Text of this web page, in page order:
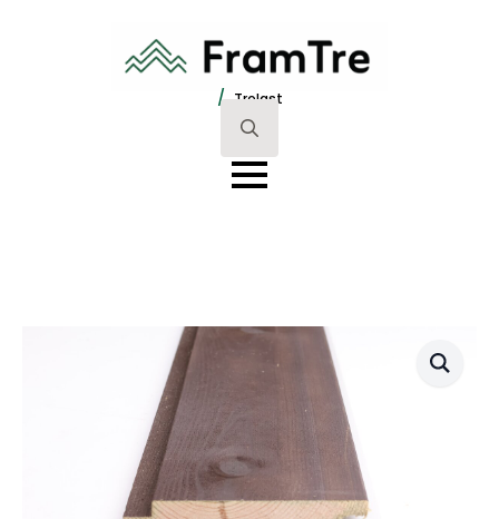
/ Trelast
Search
for: